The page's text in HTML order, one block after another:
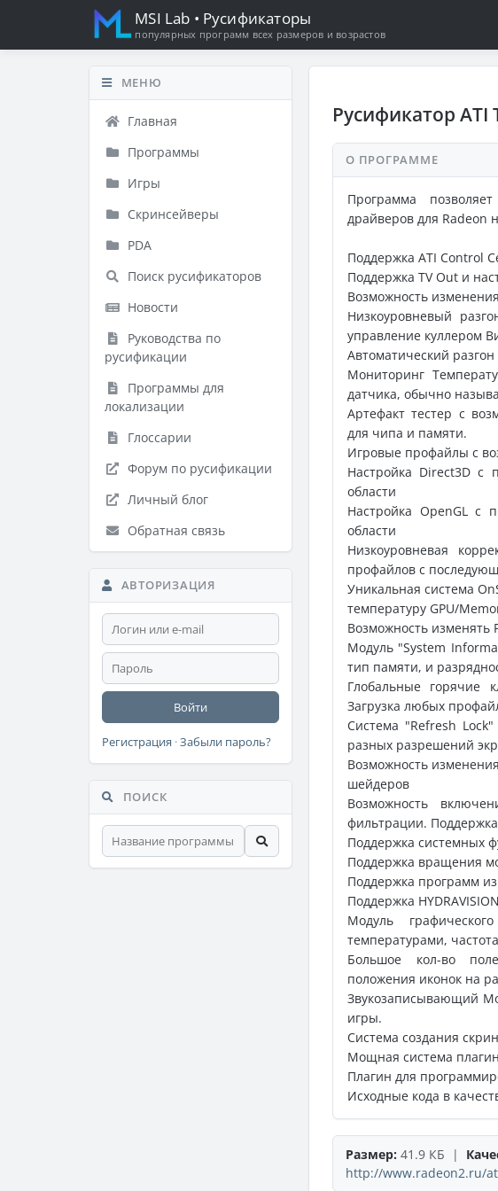
MSI Lab • Русификаторы
популярных программ всех размеров и возрастов
МЕНЮ
Главная
Программы
Игры
Скринсейверы
PDA
Поиск русификаторов
Новости
Руководства по
русификации
Программы для
локализации
Глоссарии
Форум по русификации
Личный блог
Обратная связь
АВТОРИЗАЦИЯ
Войти
Регистрация ·Забыли пароль?
ПОИСК
Русификатор ATI
О ПРОГРАММЕ
Программа
драйверов для Radeon
Поддержка ATI Control
Поддержка TV Out и
Возможность
Низкоуровневый
управление куллером
Автоматический
Мониторинг
датчика, обычно
Артефакт тестер с
для чипа и памяти.
Игровые профайлы с
Настройка Direct3D с
области
Настройка OpenGL с
области
Низкоуровневая
профайлов с
Уникальная система
температуру GPU/
Возможность изменять
Модуль "System
тип памяти, и
Глобальные горячие
Загрузка любых
Система "Refresh
разных разрешений
Возможность
шейдеров
Возможность
фильтрации.
Поддержка системных
Поддержка вращения
Поддержка программ
Поддержка HYDRAVISION
Модуль
температурами,
Большое кол-во
положения иконок на
Звукозаписывающий
игры.
Система создания
Мощная система
Плагин для
Исходные кода в
Размер: 41.9 КБ |
http://www.radeon2.ru/